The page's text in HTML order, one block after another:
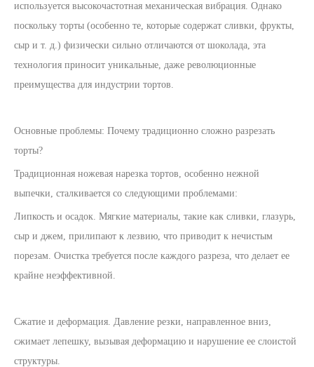
используется высокочастотная механическая вибрация. Однако
поскольку торты (особенно те, которые содержат сливки, фрукты,
сыр и т. д.) физически сильно отличаются от шоколада, эта
технология приносит уникальные, даже революционные
преимущества для индустрии тортов.
Основные проблемы: Почему традиционно сложно разрезать
торты?
Традиционная ножевая нарезка тортов, особенно нежной
выпечки, сталкивается со следующими проблемами:
Липкость и осадок. Мягкие материалы, такие как сливки, глазурь,
сыр и джем, прилипают к лезвию, что приводит к нечистым
порезам. Очистка требуется после каждого разреза, что делает ее
крайне неэффективной.
Сжатие и деформация. Давление резки, направленное вниз,
сжимает лепешку, вызывая деформацию и нарушение ее слоистой
структуры.